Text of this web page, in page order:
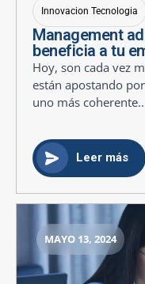
Innovacion Tecnologia
Management
beneficia a tu
Hoy, son cada vez
están apostando
uno más
Leer más
MAYO 13, 2024